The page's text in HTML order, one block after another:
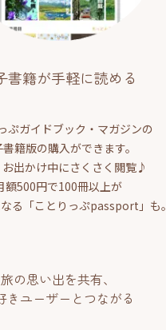
書籍が手軽に読める
ぷガイドブック・マガジンの
籍版の購入ができます。
出かけ中にさくさく閲覧♪
額500円で100冊以上が
る「ことりっぷpassport」も。
旅の思い出を共有、
きユーザーとつながる